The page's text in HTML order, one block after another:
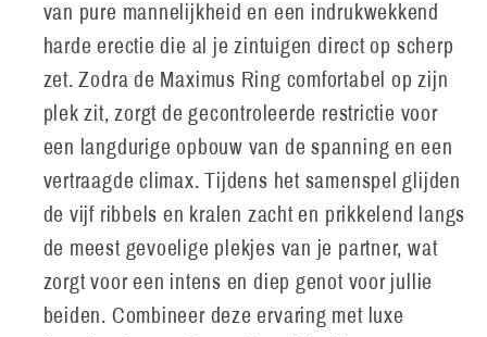
van pure mannelijkheid en een indrukwekkend
harde erectie die al je zintuigen direct op scherp
zet. Zodra de Maximus Ring comfortabel op zijn
plek zit, zorgt de gecontroleerde restrictie voor
een langdurige opbouw van de spanning en een
vertraagde climax. Tijdens het samenspel glijden
de vijf ribbels en kralen zacht en prikkelend langs
de meest gevoelige plekjes van je partner, wat
zorgt voor een intens en diep genot voor jullie
beiden. Combineer deze ervaring met luxe